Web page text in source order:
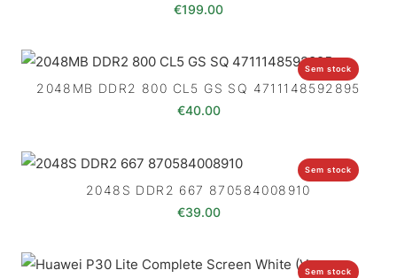
€199.00
Sem stock
2048MB DDR2 800 CL5 GS SQ 4711148592895
€40.00
Sem stock
2048S DDR2 667 870584008910
€39.00
Sem stock